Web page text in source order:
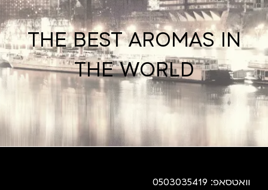
THE BEST AROMAS IN
THE WORLD
וואטסאפ: 0503035419